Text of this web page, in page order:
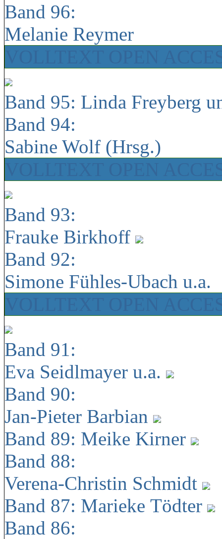
Band 96:
Melanie Reymer
Band 95: Linda Freyberg
Band 94:
Sabine Wolf (Hrsg.)
Band 93:
Frauke Birkhoff
Band 92:
Simone Fühles-Ubach u.a.
Band 91:
Eva Seidlmayer u.a.
Band 90:
Jan-Pieter Barbian
Band 89: Meike Kirner
Band 88:
Verena-Christin Schmidt
Band 87: Marieke Tödter
Band 86: